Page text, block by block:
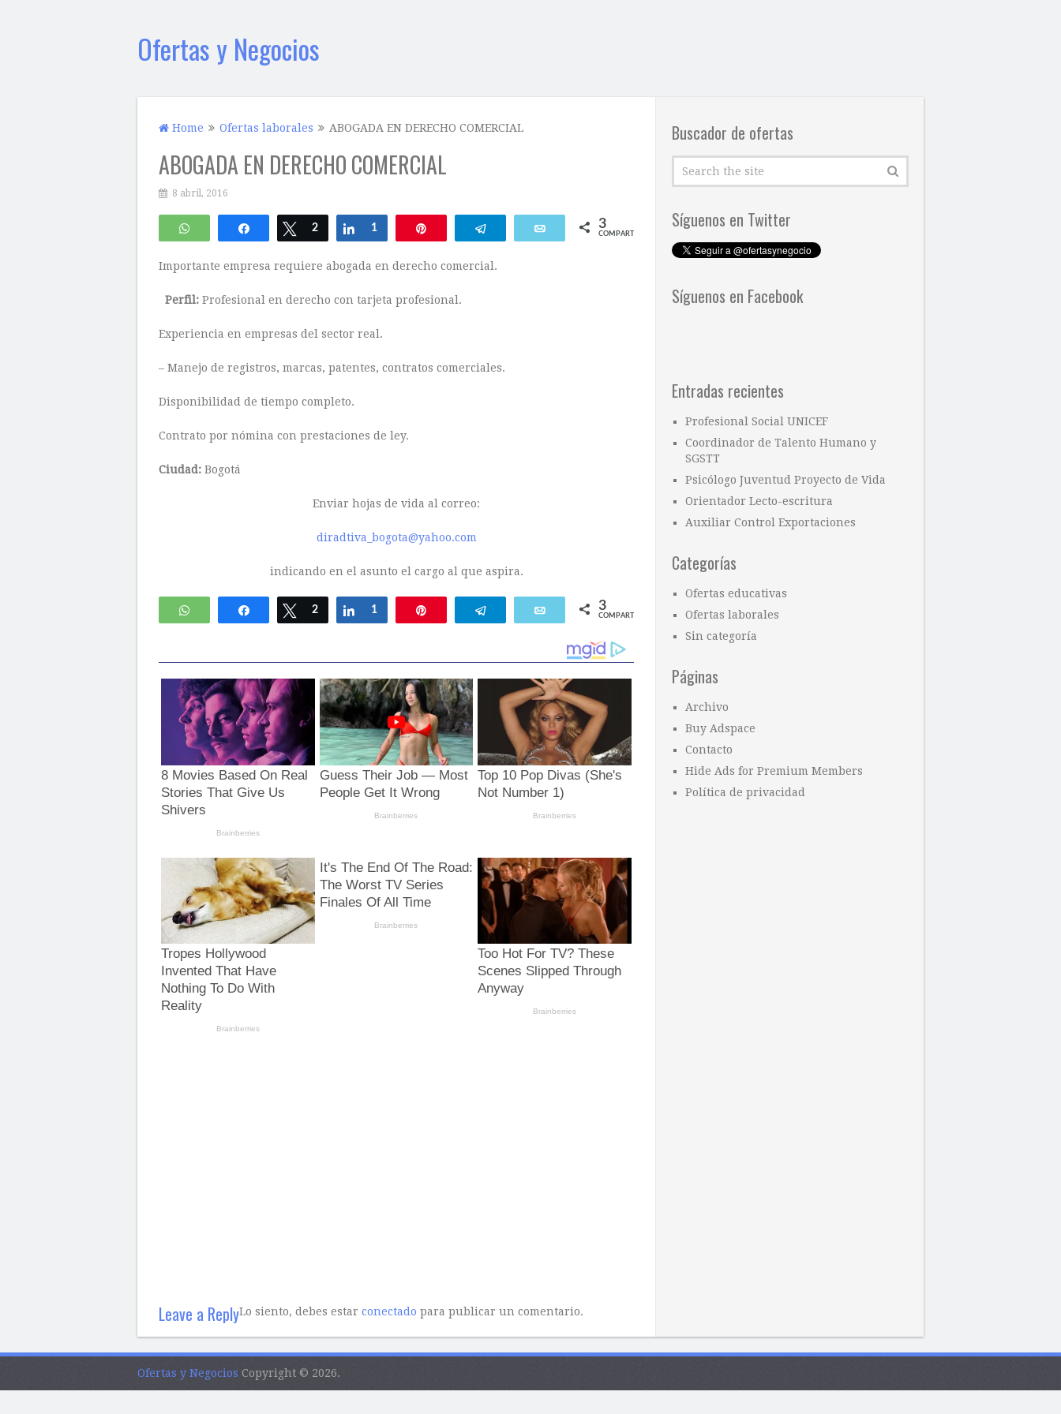
Ofertas y Negocios
Home Ofertas laborales ABOGADA EN DERECHO COMERCIAL
ABOGADA EN DERECHO COMERCIAL
8 abril, 2016
WhatsApp Compartir Twittear
2 Compartir
1 Telegram Email 3
COMPARTIR
Importante empresa requiere abogada en derecho comercial.
Perfil: Profesional en derecho con tarjeta profesional.
Experiencia en empresas del sector real.
– Manejo de registros, marcas, patentes, contratos comerciales.
Disponibilidad de tiempo completo.
Contrato por nómina con prestaciones de ley.
Ciudad: Bogotá
Enviar hojas de vida al correo:
diradtiva_bogota@yahoo.com
indicando en el asunto el cargo al que aspira.
WhatsApp Compartir Twittear
2 Compartir
1 Telegram Email 3
COMPARTIR
Leave a ReplyLo siento, debes estar conectado para publicar un comentario.
Buscador de ofertas
Síguenos en Twitter
Síguenos en Facebook
Entradas recientes
Profesional Social UNICEF
Coordinador de Talento Humano y
SGSTT
Psicólogo Juventud Proyecto de Vida
Orientador Lecto-escritura
Auxiliar Control Exportaciones
Categorías
Ofertas educativas
Ofertas laborales
Sin categoría
Páginas
Archivo
Buy Adspace
Contacto
Hide Ads for Premium Members
Política de privacidad
Ofertas y Negocios Copyright © 2026.